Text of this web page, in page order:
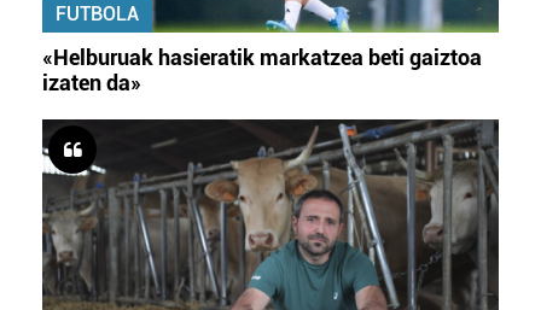
FUTBOLA
«Helburuak hasieratik markatzea beti gaiztoa
izaten da»